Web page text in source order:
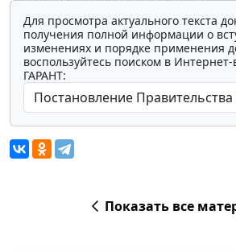
Для просмотра актуального текста
получения полной информации о
изменениях и порядке применения
воспользуйтесь поиском в
ГАРАНТ:
Показать все